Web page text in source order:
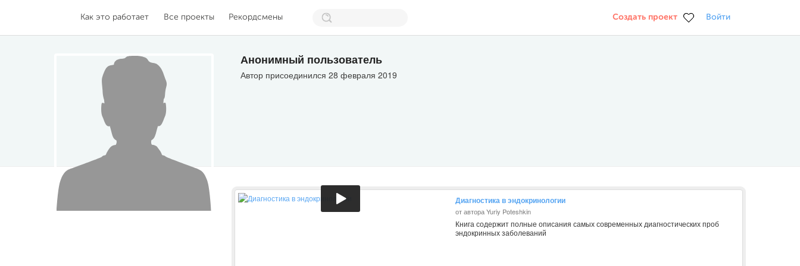
Как это работает Все проекты Рекордсмены Создать проект Войти
Анонимный пользователь
Автор присоединился 28 февраля 2019
Диагностика в эндокринологии
от автора Yuriy Poteshkin
Книга содержит полные описания самых современных диагностических проб
эндокринных заболеваний